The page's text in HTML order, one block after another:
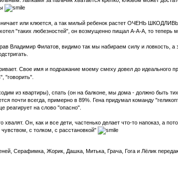
или клюется, а так милый ребенок растет ОЧЕНЬ
"таких любезностей", он возмущенно пищал А-А-А, то теперь
Владимир Филатов, видимо так мы набираем силу и ловкость,
Свое имя и подражание моему смеху довел до идеального
"говорить".
из квартиры), спать (он на балконе, мы дома - должно быть
почти всегда, примерно в 89%. Гена придумал команду
реагирует на слово "опасно".
хвалят. Он, как и все дети, частенько делает что-то напоказ, а
с толком, с расстановкой"
Серафимка, Жорик, Дашка, Митька, Грача, Гога и Лёлик